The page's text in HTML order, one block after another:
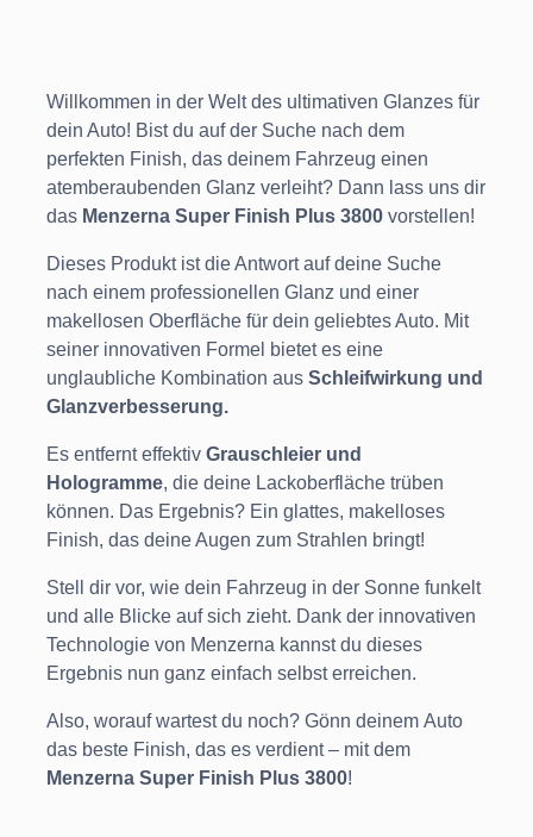
Willkommen in der Welt des ultimativen Glanzes für
dein Auto! Bist du auf der Suche nach dem
perfekten Finish, das deinem Fahrzeug einen
atemberaubenden Glanz verleiht? Dann lass uns dir
das Menzerna Super Finish Plus 3800 vorstellen!
Dieses Produkt ist die Antwort auf deine Suche
nach einem professionellen Glanz und einer
makellosen Oberfläche für dein geliebtes Auto. Mit
seiner innovativen Formel bietet es eine
unglaubliche Kombination aus Schleifwirkung und
Glanzverbesserung.
Es entfernt effektiv Grauschleier und
Hologramme, die deine Lackoberfläche trüben
können. Das Ergebnis? Ein glattes, makelloses
Finish, das deine Augen zum Strahlen bringt!
Stell dir vor, wie dein Fahrzeug in der Sonne funkelt
und alle Blicke auf sich zieht. Dank der innovativen
Technologie von Menzerna kannst du dieses
Ergebnis nun ganz einfach selbst erreichen.
Also, worauf wartest du noch? Gönn deinem Auto
das beste Finish, das es verdient – mit dem
Menzerna Super Finish Plus 3800!